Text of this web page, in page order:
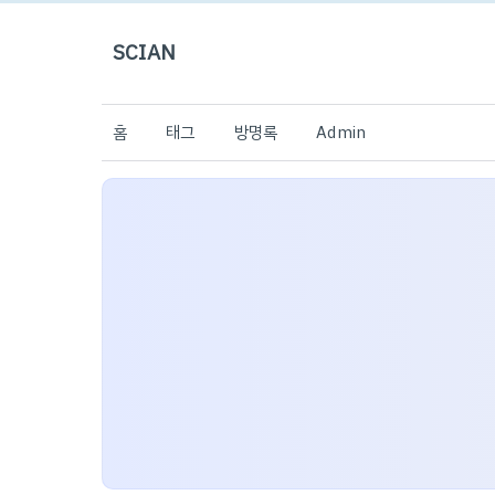
SCIAN
홈 태그 방명록 Admin